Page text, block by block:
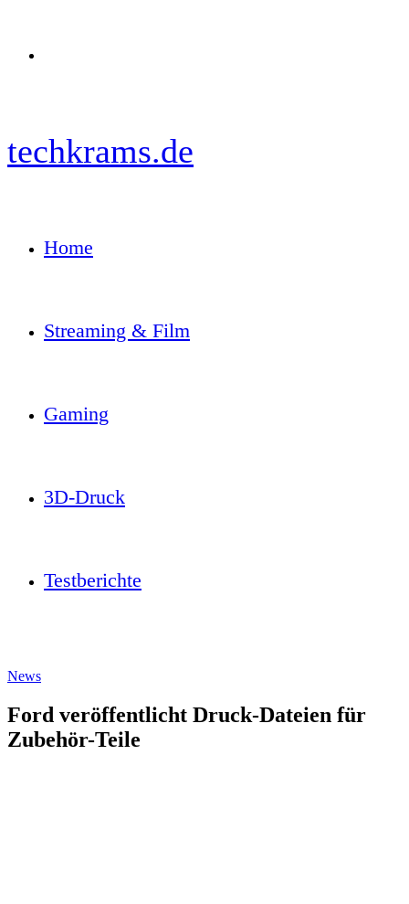
techkrams.de
Home
Streaming & Film
Gaming
3D-Druck
Testberichte
News
Ford veröffentlicht Druck-Dateien für
Zubehör-Teile